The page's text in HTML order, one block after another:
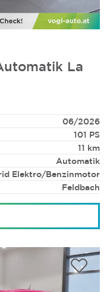
La
06/2026
101 PS
11 km
Automatik
Elektro/Benzinmotor
Feldbach